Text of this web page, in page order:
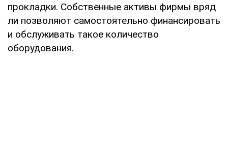
прокладки. Собственные активы фирмы вряд
ли позволяют самостоятельно финансировать
и обслуживать такое количество
оборудования.